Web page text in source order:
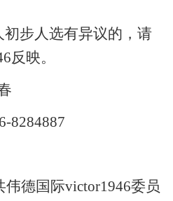
步人选有异议的，请
反映。
8284887
伟德国际victor1946委员